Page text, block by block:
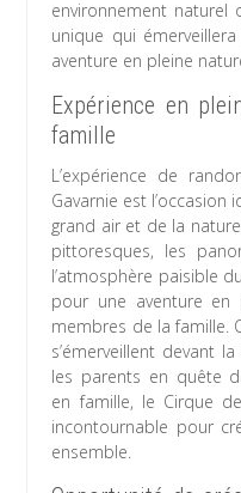
environnement naturel
unique qui
aventure en pleine
Expérience en
famille
L’expérience de
Gavarnie est
grand air et de la
pittoresques, les
l’atmosphère paisible
pour une aventure
membres de la famille.
s’émerveillent devant
les parents en quête
en famille, le Cirque
incontournable pour
ensemble.